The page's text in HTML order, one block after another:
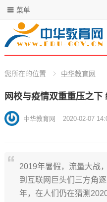
菜单
您所在的位置 中华教育网
网校与疫情双重重压之下
中华教育网 2020-02-07
2019年暑假，流量大战
到互联网巨头们三方角
年，在人们仍在猜测